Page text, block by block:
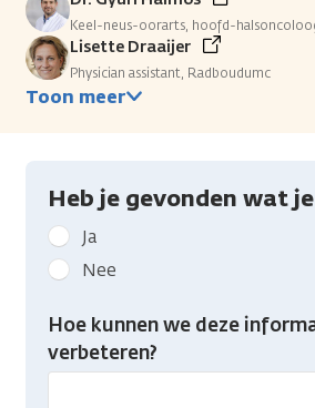
Keel-neus-oorarts, hoofd-
Lisette Draaijer
Physician assistant, Radboudumc
Toon meer
Heb je gevonden wat
Geef
kanker.nl
feedback:
Heb
gevonden
Ja
Nee
Hoe kunnen we deze
verbeteren?